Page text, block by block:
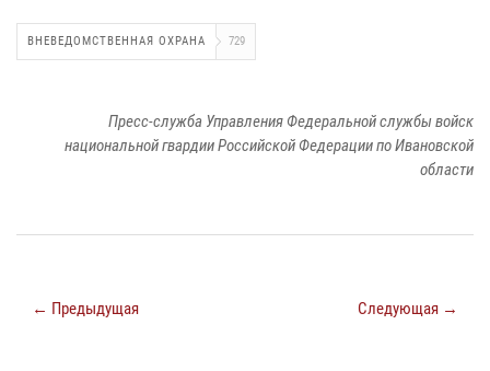
ВНЕВЕДОМСТВЕННАЯ ОХРАНА 729
Пресс-служба Управления Федеральной службы войск
национальной гвардии Российской Федерации по Ивановской
области
← Предыдущая Следующая →